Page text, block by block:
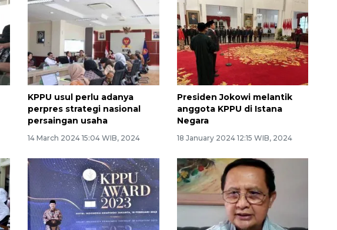
KPPU usul perlu adanya
perpres strategi nasional
persaingan usaha
14 March 2024 15:04 WIB, 2024
Presiden Jokowi melantik
anggota KPPU di Istana
Negara
18 January 2024 12:15 WIB, 2024